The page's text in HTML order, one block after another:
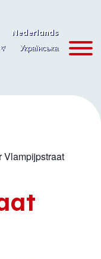
Nederlands
Українська
Vlampijpstraat